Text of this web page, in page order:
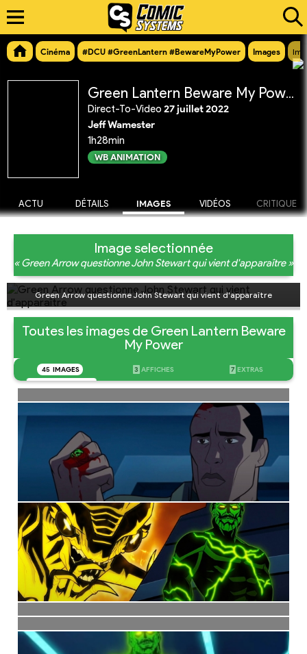
Cinéma #DCU #GreenLantern #BewareMyPower Images
Green Lantern Beware My Power
Direct-To-Video 27 juillet 2022
Jeff Wamester
1h28min
WB ANIMATION
ACTU DÉTAILS IMAGES VIDÉOS CRITIQUE
Image selectionnée
« Green Arrow questionne John Stewart qui vient d'apparaître »
Green Arrow questionne John Stewart qui vient d'apparaître
Toutes les images de Green Lantern Beware
My Power
45 IMAGES 3 AFFICHES 7 EXTRAS